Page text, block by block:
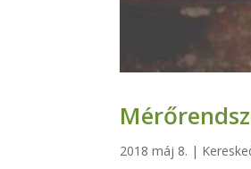
2018 máj 8. |